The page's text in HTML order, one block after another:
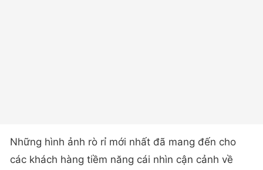
Những hình ảnh rò rỉ mới nhất đã mang đến cho
các khách hàng tiềm năng cái nhìn cận cảnh về